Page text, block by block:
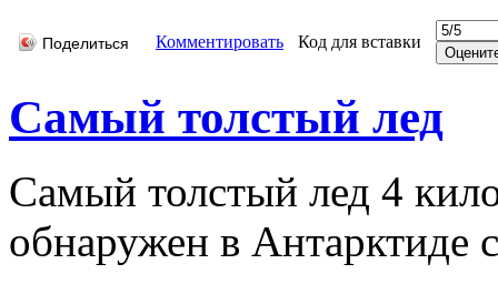
Поделиться Комментировать Код для вставки
Самый толстый лед
Самый толстый лед 4
обнаружен в Антарктиде